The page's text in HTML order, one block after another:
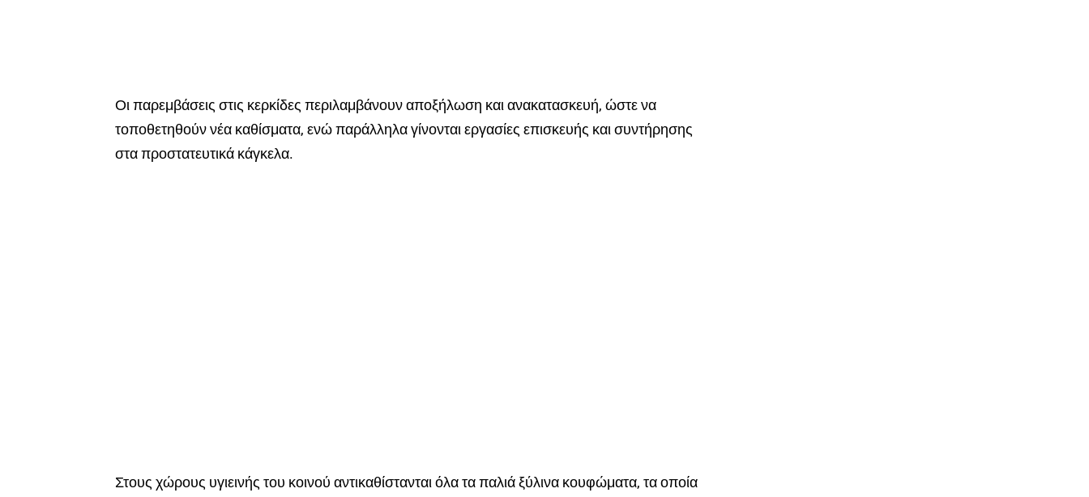
Οι παρεμβάσεις στις κερκίδες περιλαμβάνουν αποξήλωση και ανακατασκευή, ώστε να
τοποθετηθούν νέα καθίσματα, ενώ παράλληλα γίνονται εργασίες επισκευής και συντήρησης
στα προστατευτικά κάγκελα.
Στους χώρους υγιεινής του κοινού αντικαθίστανται όλα τα παλιά ξύλινα κουφώματα, τα οποία